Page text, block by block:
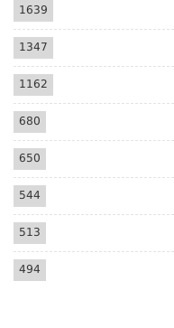
1639
1347
1162
680
650
544
513
494